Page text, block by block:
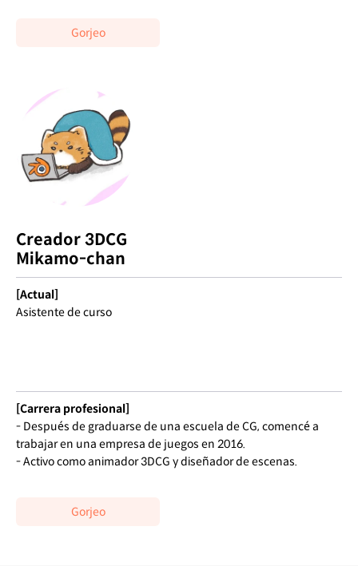
Gorjeo
Creador 3DCG
Mikamo-chan
[Actual]
Asistente de curso
[Carrera profesional]
- Después de graduarse de una escuela de CG, comencé a
trabajar en una empresa de juegos en 2016.
- Activo como animador 3DCG y diseñador de escenas.
Gorjeo